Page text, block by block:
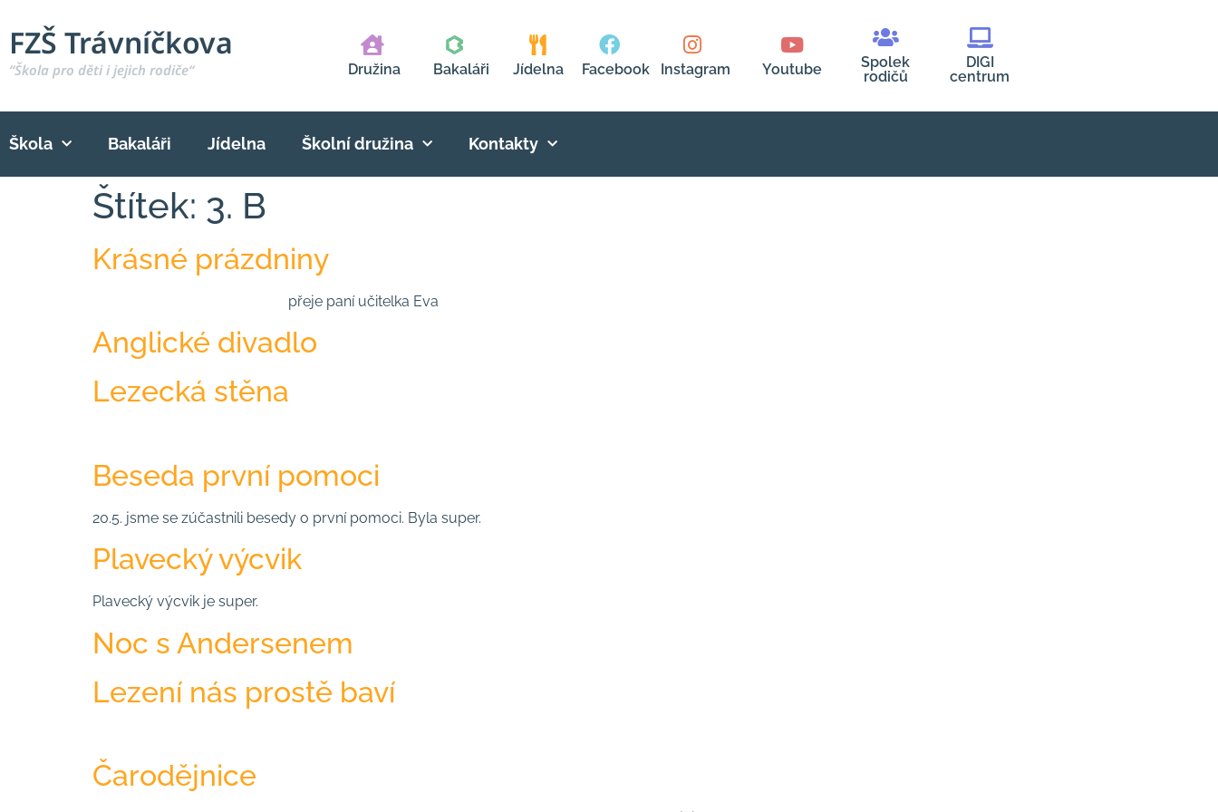
FZŠ Trávníčkova
“Škola pro děti i jejich rodiče“ Družina Bakaláři Jídelna Facebook Instagram Youtube
Spolek
rodičů
DIGI
centrum
Škola Bakaláři Jídelna Školní družina Kontakty
Štítek: 3. B
Krásné prázdniny
přeje paní učitelka Eva
Anglické divadlo
Lezecká stěna
Beseda první pomoci
20.5. jsme se zúčastnili besedy o první pomoci. Byla super.
Plavecký výcvik
Plavecký výcvik je super.
Noc s Andersenem
Lezení nás prostě baví
Čarodějnice